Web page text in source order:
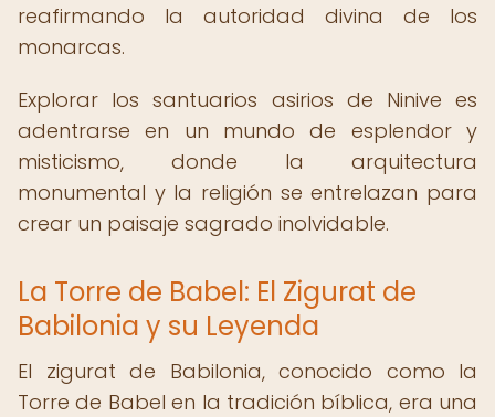
reafirmando la autoridad divina de los
monarcas.
Explorar los santuarios asirios de Ninive es
adentrarse en un mundo de esplendor y
misticismo, donde la arquitectura
monumental y la religión se entrelazan para
crear un paisaje sagrado inolvidable.
La Torre de Babel: El Zigurat de
Babilonia y su Leyenda
El zigurat de Babilonia, conocido como la
Torre de Babel en la tradición bíblica, era una